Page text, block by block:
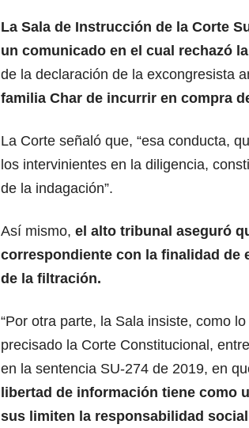
La Sala de Instrucción de la Corte
un comunicado en el cual rechazó
de la declaración de la excongresista
familia Char de incurrir en compra
La Corte señaló que, “esa conducta,
los intervinientes en la diligencia,
de la indagación”.
Así mismo, el alto tribunal aseguró
correspondiente con la finalidad de
de la filtración.
“Por otra parte, la Sala insiste, como
precisado la Corte Constitucional,
en la sentencia SU-274 de 2019, en
libertad de información tiene como
sus limiten la responsabilidad